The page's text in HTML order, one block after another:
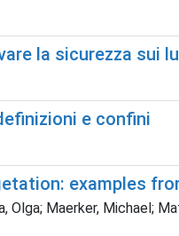
la sicurezza sui
e confini
examples
Olga; Maerker, Michael;